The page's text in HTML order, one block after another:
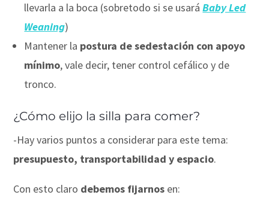
llevarla a la boca (sobretodo si se usaráBaby Led
Weaning)
Mantener la postura de sedestación con apoyo
mínimo, vale decir, tener control cefálico y de
tronco.
¿Cómo elijo la silla para comer?
-Hay varios puntos a considerar para este tema:
presupuesto, transportabilidad y espacio.
Con esto claro debemos fijarnos en: